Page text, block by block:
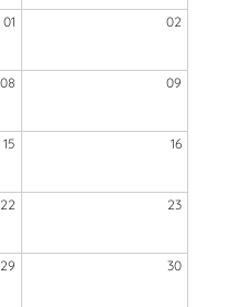
01 02
08 09
15 16
22 23
29 30